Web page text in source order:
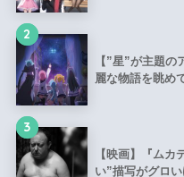
2
【”星”が主題
麗な物語を眺め
3
【映画】『ム
い”描写がグロ